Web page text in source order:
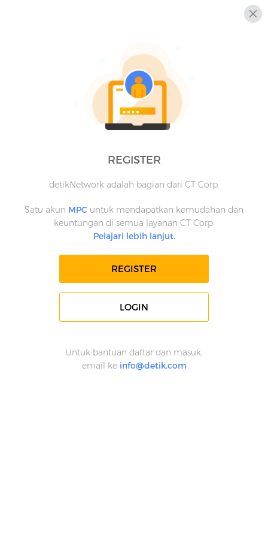
REGISTER
detikNetwork adalah bagian dari CT Corp.
Satu akun MPC untuk mendapatkan kemudahan dan
keuntungan di semua layanan CT Corp.
Pelajari lebih lanjut.
REGISTER
LOGIN
Untuk bantuan daftar dan masuk,
email ke info@detik.com